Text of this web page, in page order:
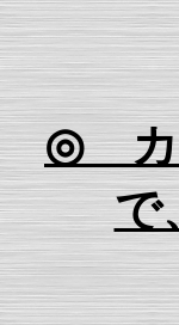
◎ カ
で